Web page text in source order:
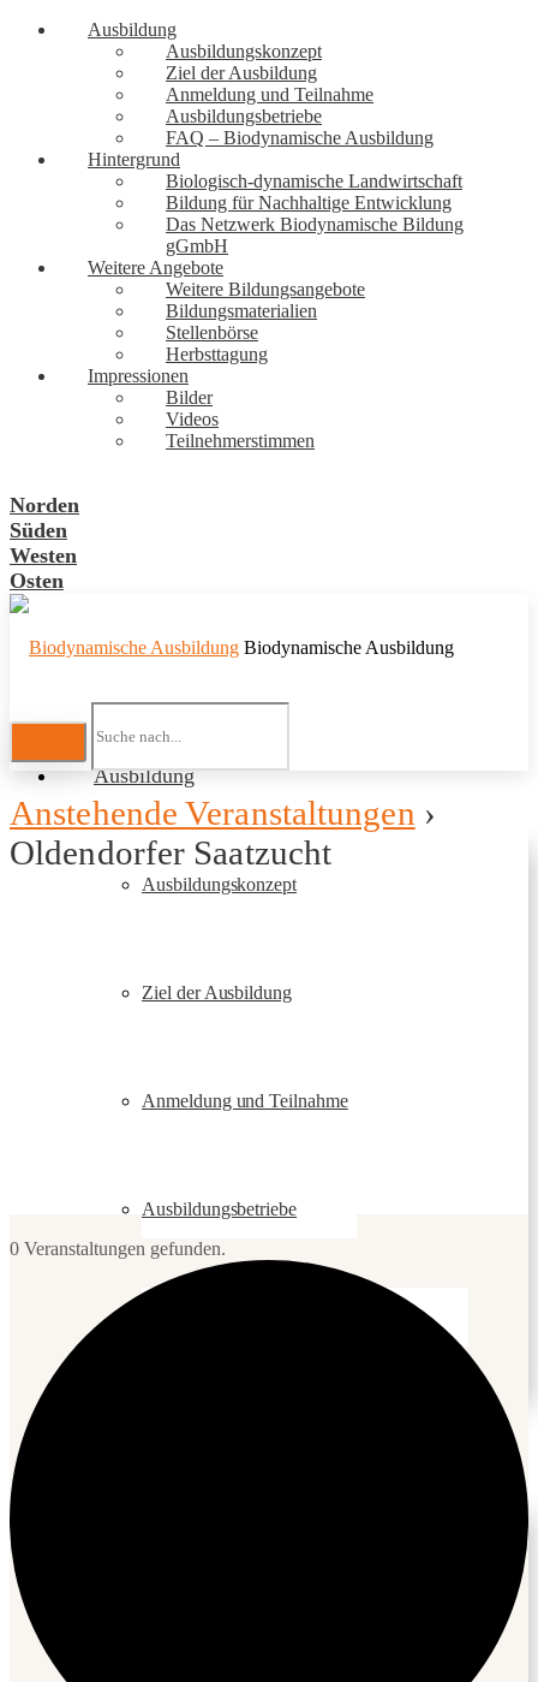
Ausbildung
Ausbildungskonzept
Ziel der Ausbildung
Anmeldung und Teilnahme
Ausbildungsbetriebe
FAQ – Biodynamische Ausbildung
Hintergrund
Biologisch-dynamische Landwirtschaft
Bildung für Nachhaltige Entwicklung
Das Netzwerk Biodynamische Bildung
gGmbH
Weitere Angebote
Weitere Bildungsangebote
Bildungsmaterialien
Stellenbörse
Herbsttagung
Impressionen
Bilder
Videos
Teilnehmerstimmen
Norden
Süden
Westen
Osten
Biodynamische Ausbildung
Ausbildung
Ausbildungskonzept
Ziel der Ausbildung
Anmeldung und Teilnahme
Ausbildungsbetriebe
Anstehende Veranstaltungen ›
Oldendorfer Saatzucht
0 Veranstaltungen gefunden.